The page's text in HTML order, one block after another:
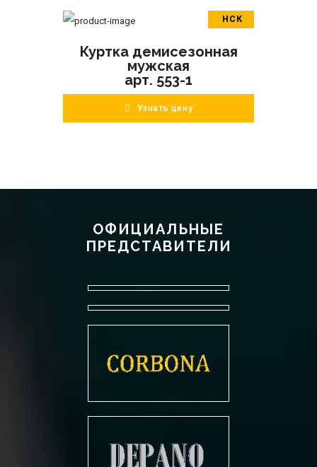
НСК
ПОДРОБНЕЕ
Куртка демисезонная
мужская
арт. 553-1
Узнать цену
ОФИЦИАЛЬНЫЕ
ПРЕДСТАВИТЕЛИ